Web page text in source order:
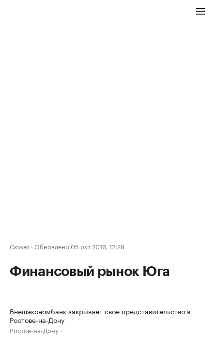
Сюжет · Обновлено 05 окт 2016, 12:28
Финансовый рынок Юга
Внешэкономбанк закрывает свое представительство в
Ростове-на-Дону
Ростов-на-Дону